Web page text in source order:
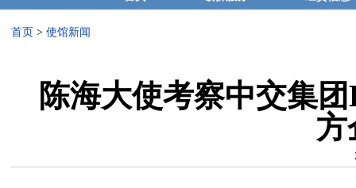
首页 > 使馆新闻
陈海大使考察中交集
方